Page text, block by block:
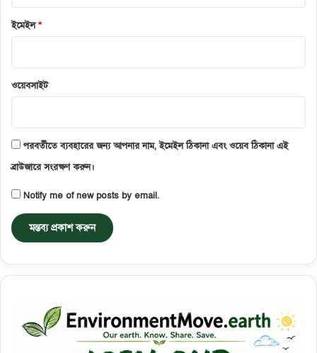
ইমেইল*
ওয়েবসাইট
পরবর্তীতে ব্যবহারের জন্য আপনার নাম, ইমেইল ঠিকানা এবং ওয়েব ঠিকানা এই
ব্রাউজারে সংরক্ষণ করুন।
Notify me of new posts by email.